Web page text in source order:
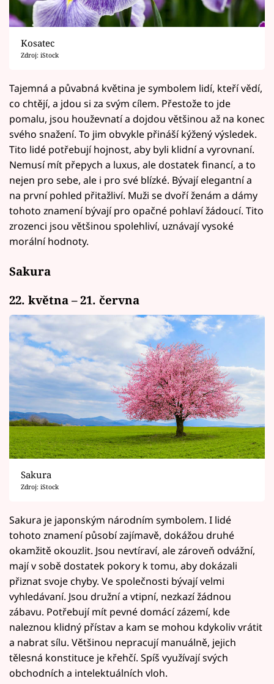
Kosatec
Zdroj: iStock
Tajemná a půvabná květina je symbolem lidí, kteří vědí,
co chtějí, a jdou si za svým cílem. Přestože to jde
pomalu, jsou houževnatí a dojdou většinou až na konec
svého snažení. To jim obvykle přináší kýžený výsledek.
Tito lidé potřebují hojnost, aby byli klidní a vyrovnaní.
Nemusí mít přepych a luxus, ale dostatek financí, a to
nejen pro sebe, ale i pro své blízké. Bývají elegantní a
na první pohled přitažliví. Muži se dvoří ženám a dámy
tohoto znamení bývají pro opačné pohlaví žádoucí. Tito
zrozenci jsou většinou spolehliví, uznávají vysoké
morální hodnoty.
Sakura
22. května – 21. června
Sakura
Zdroj: iStock
Sakura je japonským národním symbolem. I lidé
tohoto znamení působí zajímavě, dokážou druhé
okamžitě okouzlit. Jsou nevtíraví, ale zároveň odvážní,
mají v sobě dostatek pokory k tomu, aby dokázali
přiznat svoje chyby. Ve společnosti bývají velmi
vyhledávaní. Jsou družní a vtipní, nezkazí žádnou
zábavu. Potřebují mít pevné domácí zázemí, kde
naleznou klidný přístav a kam se mohou kdykoliv vrátit
a nabrat sílu. Většinou nepracují manuálně, jejich
tělesná konstituce je křehčí. Spíš využívají svých
obchodních a intelektuálních vloh.